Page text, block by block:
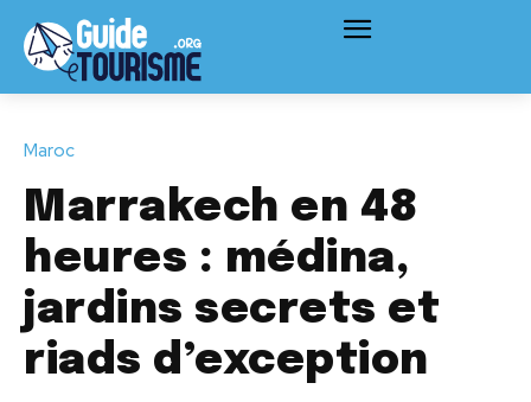
Maroc
Marrakech en 48
heures : médina,
jardins secrets et
riads d’exception